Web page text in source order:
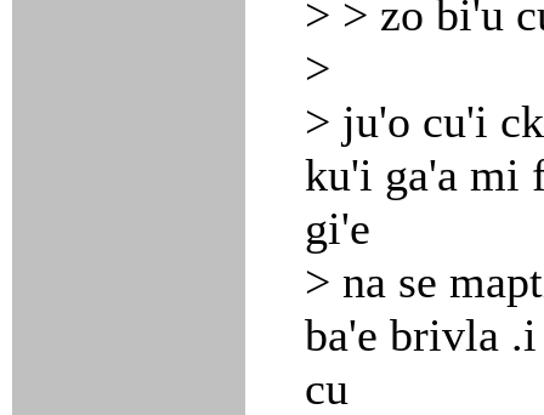
> > zo bi'u
>
> ju'o cu'i
ku'i ga'a mi
gi'e
> na se
ba'e brivla
cu